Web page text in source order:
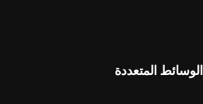
الوسائط المتعددة